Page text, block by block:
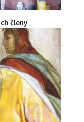
členy